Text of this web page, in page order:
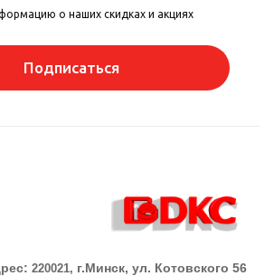
о наших скидках и акциях
Подписаться
220021, г.Минск, ул. Котовского 56